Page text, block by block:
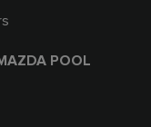
POOL